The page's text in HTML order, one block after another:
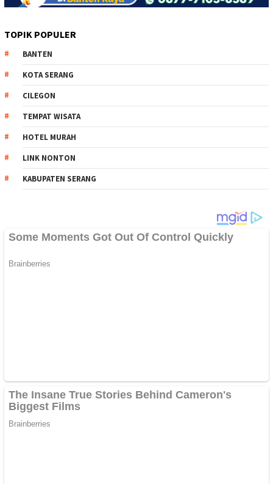
TOPIK POPULER
BANTEN
KOTA SERANG
CILEGON
TEMPAT WISATA
HOTEL MURAH
LINK NONTON
KABUPATEN SERANG